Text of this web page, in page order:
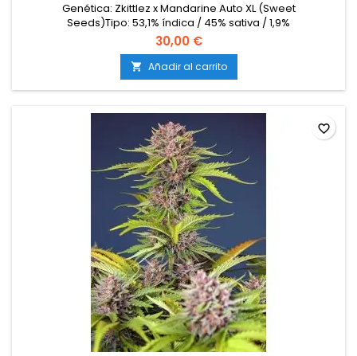
Genética: Zkittlez x Mandarine Auto XL (Sweet
Seeds)Tipo: 53,1% índica / 45% sativa / 1,9%
ruderalisContenido de THC: 19-23%Ciclo completo: 8-9
semanas desde la germinaciónProducción en interior: 450-
600 g/m²Producción en exterior: hasta 200
g/plantaAltura: 80-120 cm en interior; hasta 150 cm en
exteriorAromas y sabores: Dulces y...
30,00 €
 Añadir al carrito
favorite_border